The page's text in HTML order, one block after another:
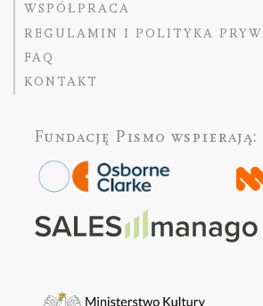
WSPÓŁPRACA
REGULAMIN I POLITYKA
FAQ
KONTAKT
Fundację Pismo wspierają: